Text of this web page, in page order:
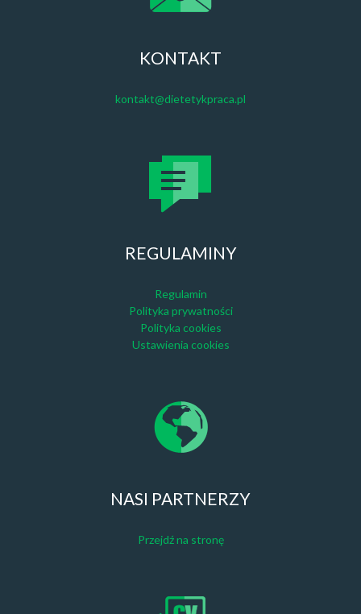
KONTAKT
kontakt@dietetykpraca.pl
REGULAMINY
Regulamin
Polityka prywatności
Polityka cookies
Ustawienia cookies
NASI PARTNERZY
Przejdź na stronę